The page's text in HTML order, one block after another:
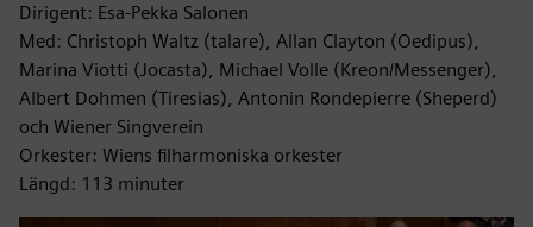
Dirigent: Esa-Pekka Salonen
Med: Christoph Waltz (talare), Allan Clayton (Oedipus),
Marina Viotti (Jocasta), Michael Volle (Kreon/Messenger),
Albert Dohmen (Tiresias), Antonin Rondepierre (Sheperd)
och Wiener Singverein
Orkester: Wiens filharmoniska orkester
Längd: 113 minuter